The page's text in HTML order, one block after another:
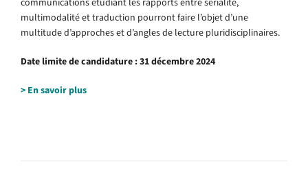
multimodalité et traduction pourront faire l’objet d’une
multitude d’approches et d’angles de lecture pluridisciplinaires.
Date limite de candidature : 31 décembre 2024
> En savoir plus